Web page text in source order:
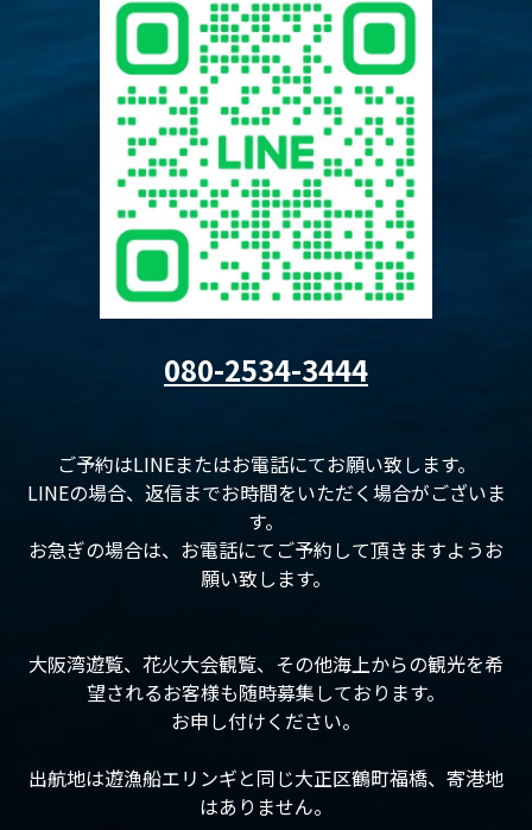
080-2534-3444
ご予約はLINEまたはお電話にてお願い致します。
LINEの場合、返信までお時間をいただく場合がございま
す。
お急ぎの場合は、お電話にてご予約して頂きますようお
願い致します。
大阪湾遊覧、花火大会観覧、その他海上からの観光を希
望されるお客様も随時募集しております。
お申し付けください。
出航地は遊漁船エリンギと同じ大正区鶴町福橋、寄港地
はありません。